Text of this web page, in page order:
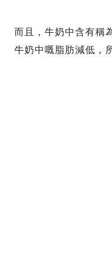
而且，牛奶中含有稱
牛奶中嘅脂肪減低，